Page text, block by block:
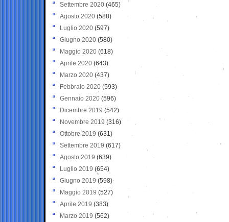
Settembre 2020(465)
Agosto 2020 (588)
Luglio 2020 (597)
Giugno 2020 (580)
Maggio 2020 (618)
Aprile 2020 (643)
Marzo 2020 (437)
Febbraio 2020 (593)
Gennaio 2020 (596)
Dicembre 2019 (542)
Novembre 2019 (316)
Ottobre 2019 (631)
Settembre 2019 (617)
Agosto 2019 (639)
Luglio 2019 (654)
Giugno 2019 (598)
Maggio 2019 (527)
Aprile 2019 (383)
Marzo 2019 (562)